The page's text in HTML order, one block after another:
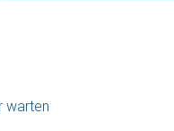
warten